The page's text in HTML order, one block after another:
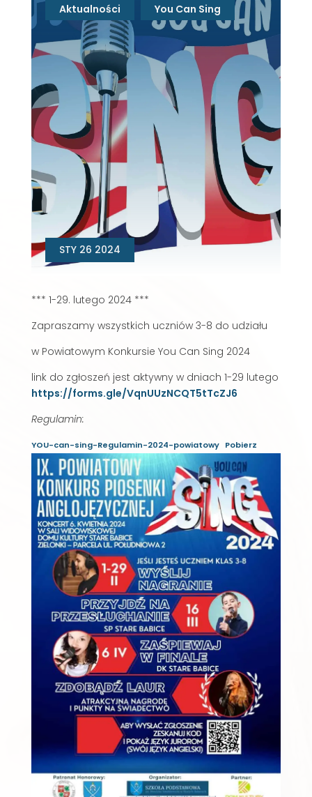
STY 26 2024
Aktualności You Can Sing
*** 1-29. lutego 2024 ***
Zapraszamy wszystkich uczniów 3-8 do udziału
w Powiatowym Konkursie You Can Sing 2024
link do zgłoszeń jest aktywny w dniach 1-29 lutego
https://forms.gle/VqnUUzNCQT5tTcZJ6
Regulamin:
YOU-can-sing-Regulamin-2024-powiatowy Pobierz